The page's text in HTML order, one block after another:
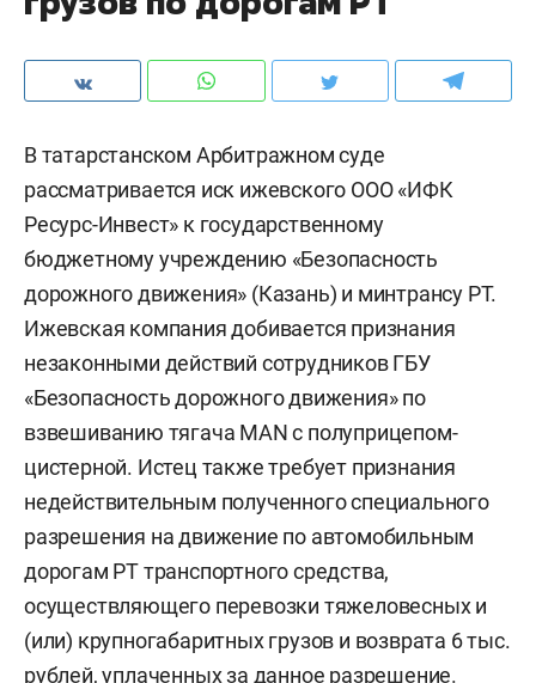
В татарстанском Арбитражном суде
рассматривается иск ижевского ООО «ИФК
Ресурс-Инвест» к государственному
бюджетному учреждению «Безопасность
дорожного движения» (Казань) и минтрансу РТ.
Ижевская компания добивается признания
незаконными действий сотрудников ГБУ
«Безопасность дорожного движения» по
взвешиванию тягача MAN с полуприцепом-
цистерной. Истец также требует признания
недействительным полученного специального
разрешения на движение по автомобильным
дорогам РТ транспортного средства,
осуществляющего перевозки тяжеловесных и
(или) крупногабаритных грузов и возврата 6 тыс.
рублей, уплаченных за данное разрешение.